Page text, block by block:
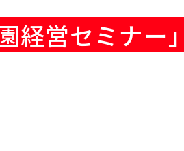
営セミナー」